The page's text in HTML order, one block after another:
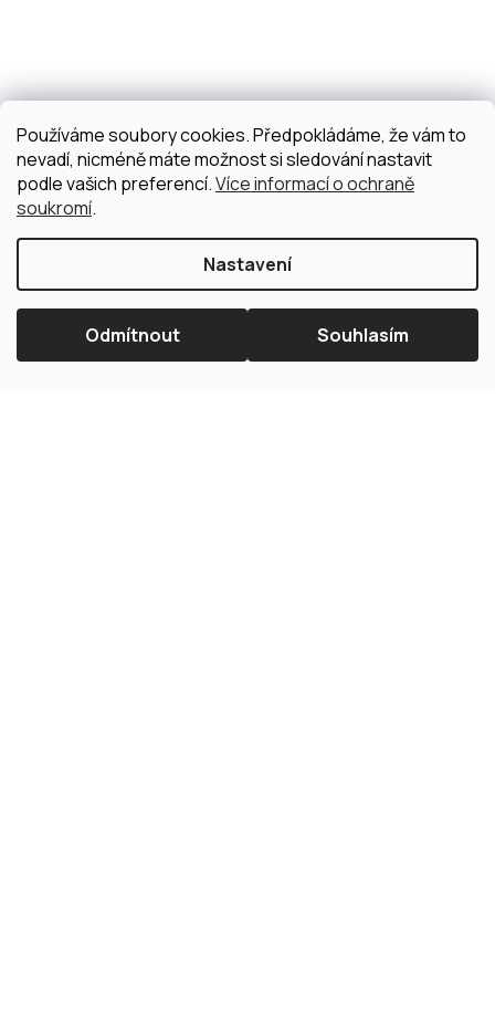
Používáme soubory cookies. Předpokládáme, že vám to
nevadí, nicméně máte možnost si sledování nastavit
podle vašich preferencí.Více informací o ochraně
soukromí.
Nastavení
Odmítnout Souhlasím